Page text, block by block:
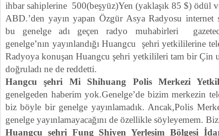
ihbar sahiplerine 500(beşyüz)Yen (yaklaşık 85 $) ödül
ABD.’den yayın yapan Özgür Asya Radyosu internet
bu genelge adı geçen radyo muhabirleri
genelge’nın yayınlandığı Huangcu şehri yetkililerine
Radyoya konuşan Huangcu şehri yetkilileri tam bir Çin
doğruladı ne de reddetti.
Hangcu şehri Mi Shihuang Polis Merkezi
genelgeden haberim yok.Genelge’de bizim merkezin
biz böyle bir genelge yayınlamadık. Ancak,Polis
genelge yayınlamayacağını de özellikle söyleyemem.
Huangcu şehri Fung Shiyen Yerleşim Bölgesi